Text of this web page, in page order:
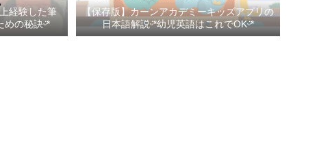
経験した筆
めの秘訣ᵕ̈*
【保存版】カーンアカデミーキッズアプリの
日本語解説ᵕ̈*幼児英語はこれでOKᵕ̈*